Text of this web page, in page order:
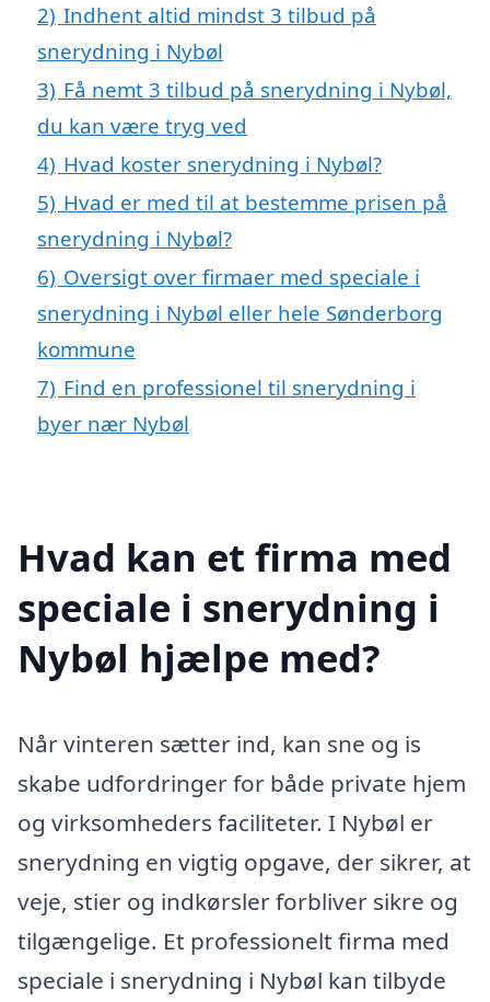
2) Indhent altid mindst 3 tilbud på
snerydning i Nybøl
3) Få nemt 3 tilbud på snerydning i Nybøl,
du kan være tryg ved
4) Hvad koster snerydning i Nybøl?
5) Hvad er med til at bestemme prisen på
snerydning i Nybøl?
6) Oversigt over firmaer med speciale i
snerydning i Nybøl eller hele Sønderborg
kommune
7) Find en professionel til snerydning i
byer nær Nybøl
Hvad kan et firma med
speciale i snerydning i
Nybøl hjælpe med?
Når vinteren sætter ind, kan sne og is
skabe udfordringer for både private hjem
og virksomheders faciliteter. I Nybøl er
snerydning en vigtig opgave, der sikrer, at
veje, stier og indkørsler forbliver sikre og
tilgængelige. Et professionelt firma med
speciale i snerydning i Nybøl kan tilbyde